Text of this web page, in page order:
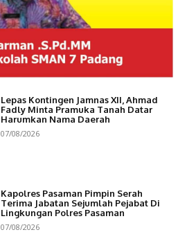
Lepas Kontingen Jamnas XII, Ahmad
Fadly Minta Pramuka Tanah Datar
Harumkan Nama Daerah
07/08/2026
Kapolres Pasaman Pimpin Serah
Terima Jabatan Sejumlah Pejabat Di
Lingkungan Polres Pasaman
07/08/2026